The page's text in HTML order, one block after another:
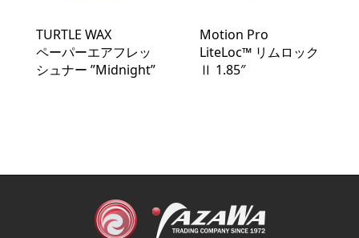
TURTLE WAX
ペーパーエアフレッ
シュナー ”Midnight”
Motion Pro
LiteLoc™️ リムロック
Ⅱ 1.85″